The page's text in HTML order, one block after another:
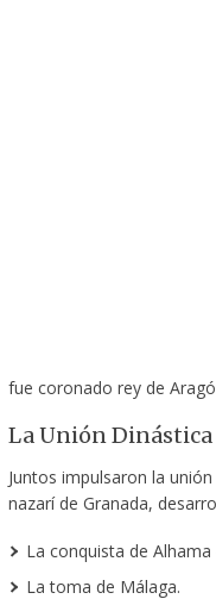
fue coronado rey de
La Unión
Juntos impulsaron la
nazarí de Granada,
La conquista de Alhama
La toma de Málaga.